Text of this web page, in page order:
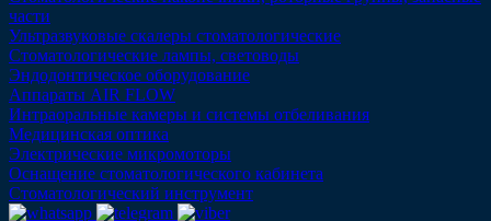
части
Ультразвуковые скалеры стоматологические
Стоматологические лампы, световоды
Эндодонтическое оборудование
Аппараты AIR FLOW
Интраоральные камеры и системы отбеливания
Медицинская оптика
Электрические микромоторы
Оснащение стоматологического кабинета
Стоматологический инструмент